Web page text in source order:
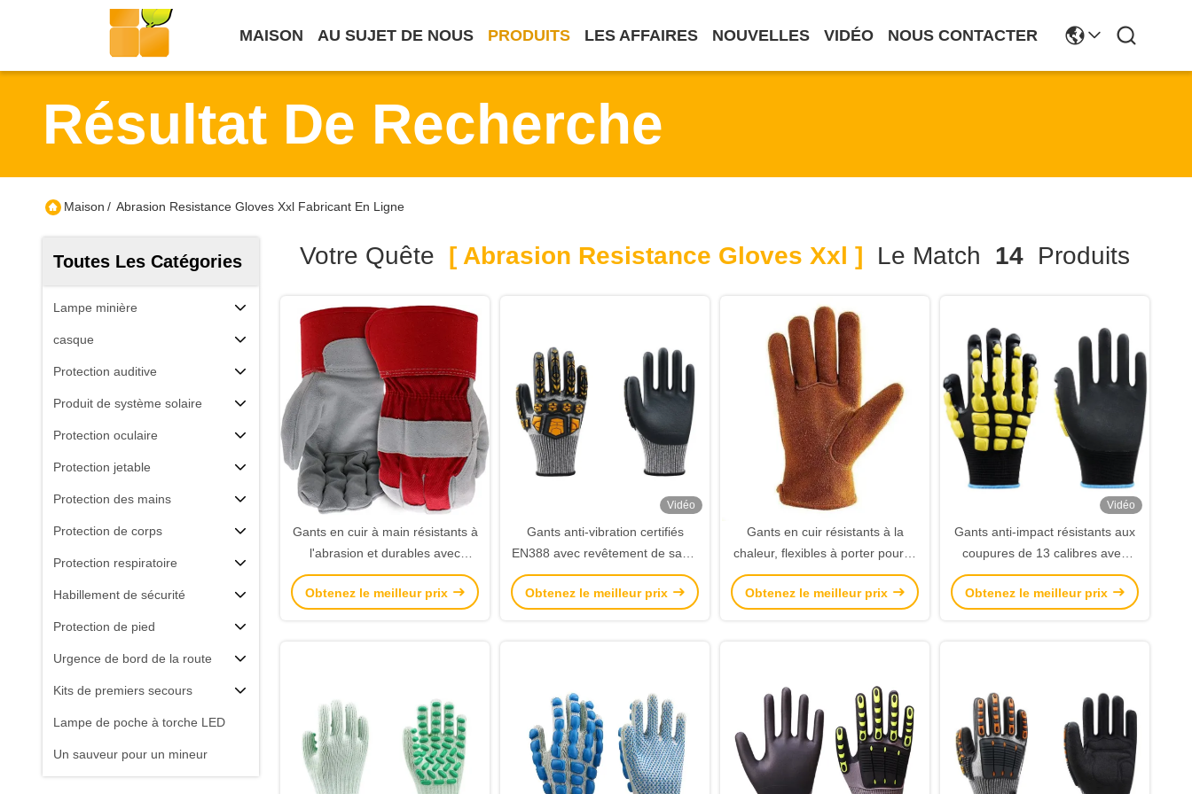
MAISON AU SUJET DE NOUS PRODUITS LES AFFAIRES NOUVELLES VIDÉO NOUS CONTACTER
Résultat De Recherche
Maison / Abrasion Resistance Gloves Xxl Fabricant En Ligne
Toutes Les Catégories
Lampe minière
casque
Protection auditive
Produit de système solaire
Protection oculaire
Protection jetable
Protection des mains
Protection de corps
Protection respiratoire
Habillement de sécurité
Protection de pied
Urgence de bord de la route
Kits de premiers secours
Lampe de poche à torche LED
Un sauveur pour un mineur
Votre Quête [ Abrasion Resistance Gloves Xxl ] Le Match 14 Produits
Gants en cuir à main résistants à
l'abrasion et durables avec
manchette de sécurité pour la
sécurité du travail
Obtenez le meilleur prix
Vidéo
Gants anti-vibration certifiés
EN388 avec revêtement de sable
nitrile et résistance aux chocs
pour la sécurité industrielle
Obtenez le meilleur prix
Gants en cuir résistants à la
chaleur, flexibles à porter pour la
sécurité du soudage et de la
construction
Obtenez le meilleur prix
Vidéo
Gants anti-impact résistants aux
coupures de 13 calibres avec
compatibilité avec écran tactile et
revêtement en nitrile
Obtenez le meilleur prix